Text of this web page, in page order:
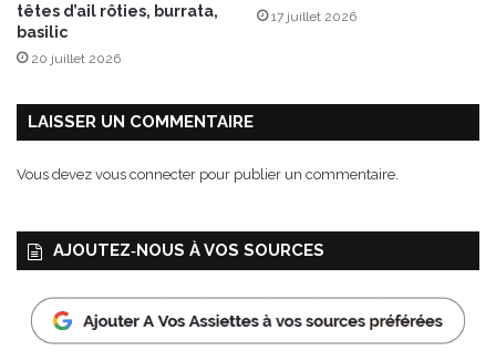
têtes d’ail rôties, burrata,
basilic
20 juillet 2026
17 juillet 2026
LAISSER UN COMMENTAIRE
Vous devez vous connecter pour publier un commentaire.
AJOUTEZ‑NOUS À VOS SOURCES